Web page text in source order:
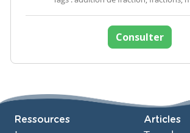
Consulter
Ressources Articles